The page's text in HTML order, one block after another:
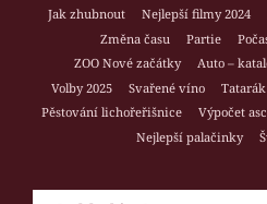
Jak zhubnout Nejlepší filmy 2024
Změna času
Partie
ZOO Nové začátky
Auto –
Volby 2025
Svařené víno
Pěstování lichořeřišnice
Výpočet
Nejlepší palačinky